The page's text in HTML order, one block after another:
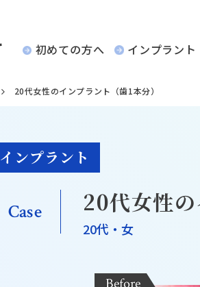
初めての方へ インプラント
20代女性のインプラント（歯1本分）
Case
インプラント
20代女性の
20代・女